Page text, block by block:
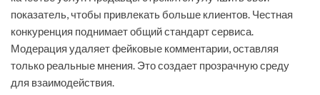
показатель, чтобы привлекать больше клиентов. Честная
конкуренция поднимает общий стандарт сервиса.
Модерация удаляет фейковые комментарии, оставляя
только реальные мнения. Это создает прозрачную среду
для взаимодействия.